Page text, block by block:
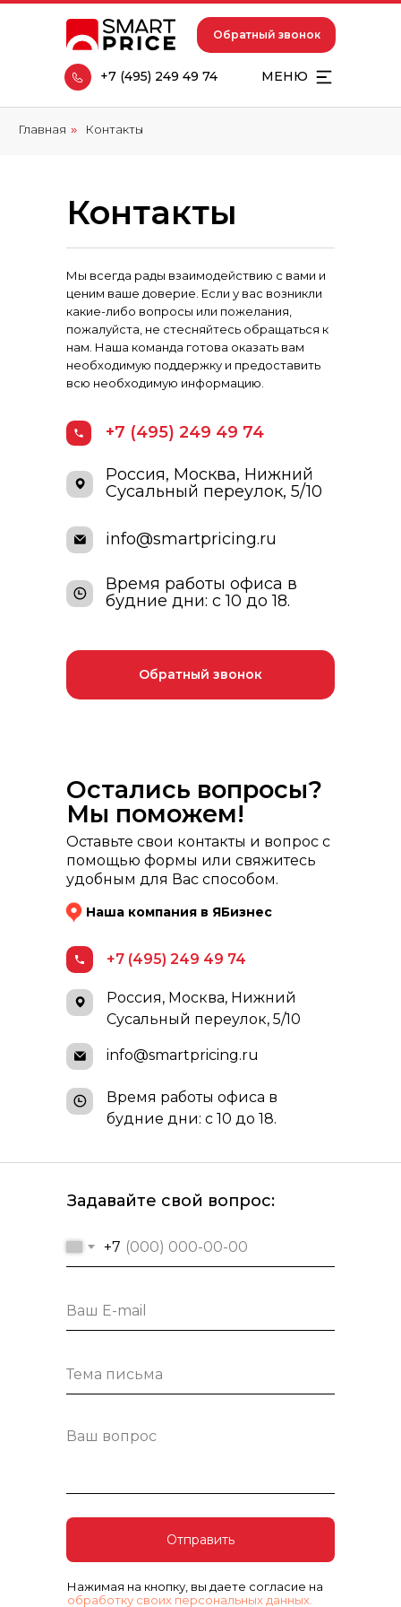
МЕНЮ
Обратный звонок
+7 (495) 249 49 74
Главная » Контакты
Контакты
+7 (495) 249 49 74
Россия, Москва, Нижний
Сусальный переулок, 5/10
info@smartpricing.ru
Время работы офиса в
будние дни: с 10 до 18.
Мы всегда рады взаимодействию с вами и
ценим ваше доверие. Если у вас возникли
какие-либо вопросы или пожелания,
пожалуйста, не стесняйтесь обращаться к
нам. Наша команда готова оказать вам
необходимую поддержку и предоставить
всю необходимую информацию.
Обратный звонок
Остались вопросы?
Мы поможем!
Оставьте свои контакты и вопрос с
помощью формы или свяжитесь
удобным для Вас способом.
Наша компания в ЯБизнес
+7
Отправить
Нажимая на кнопку, вы даете согласие на
обработку своих персональных данных.
Задавайте свой вопрос:
Россия, Москва, Нижний
Сусальный переулок, 5/10
info@smartpricing.ru
Время работы офиса в
будние дни: с 10 до 18.
+7 (495) 249 49 74